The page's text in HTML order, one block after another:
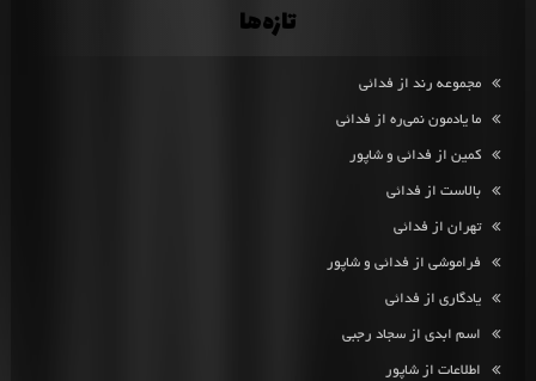
تازه‌ها
مجموعه رند از فدائی
ما یادمون نمی‌ره از فدائی
کمین از فدائی و شاپور
بالاست از فدائی
تهران از فدائی
فراموشی از فدائی و شاپور
یادگاری از فدائی
اسم ابدی از سجاد رجبی
اطلاعات از شاپور